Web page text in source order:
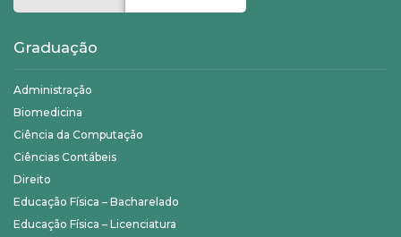
Graduação
Administração
Biomedicina
Ciência da Computação
Ciências Contábeis
Direito
Educação Física – Bacharelado
Educação Física – Licenciatura